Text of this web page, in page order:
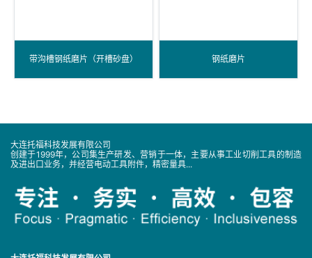
带沟槽钢纸磨片（开槽砂盘） 钢纸磨片
大连托福科技发展有限公司
创建于1999年，公司集生产研发、营销于一体，主要从事工业切削工具的制造
及进出口业务，并经营电动工具附件，精密量具...